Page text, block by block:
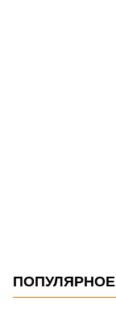
ПОПУЛЯРНОЕ